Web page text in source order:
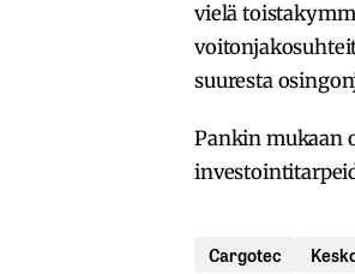
vielä
suuresta
Pankin mukaan
Cargotec